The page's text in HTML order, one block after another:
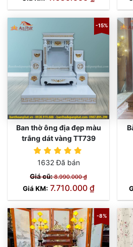
-15%
Ban thờ ông địa đẹp màu
trắng dát vàng TT739
1632 Đã bán
Giá cũ:8.990.000 ₫
Giá KM: 7.710.000 ₫
-8%